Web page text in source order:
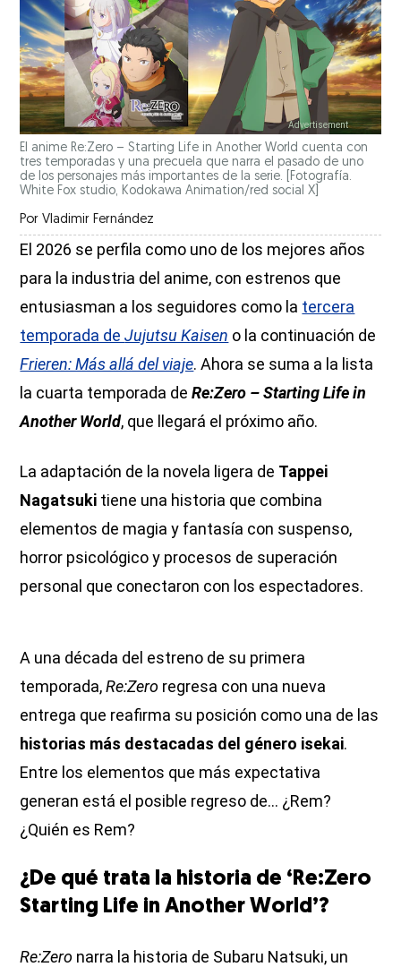
El anime Re:Zero – Starting Life in Another World cuenta con
tres temporadas y una precuela que narra el pasado de uno
de los personajes más importantes de la serie. [Fotografía.
White Fox studio, Kodokawa Animation/red social X]
Por Vladimir Fernández
El 2026 se perfila como uno de los mejores años
para la industria del anime, con estrenos que
entusiasman a los seguidores como la tercera
temporada deJujutsu Kaisen o la continuación de
Frieren: Más allá del viaje. Ahora se suma a la lista
la cuarta temporada deRe:Zero – Starting Life in
Another World, que llegará el próximo año.
La adaptación de la novela ligera de Tappei
Nagatsuki tiene una historia que combina
elementos de magia y fantasía con suspenso,
horror psicológico y procesos de superación
personal que conectaron con los espectadores.
A una década del estreno de su primera
temporada,Re:Zero regresa con una nueva
entrega que reafirma su posición como una de las
historias más destacadas del género isekai.
Entre los elementos que más expectativa
generan está el posible regreso de... ¿Rem?
¿Quién es Rem?
¿De qué trata la historia de ‘Re:Zero
Starting Life in Another World’?
Re:Zero narra la historia de Subaru Natsuki, un